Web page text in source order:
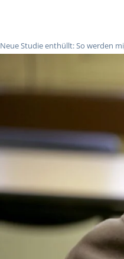
Neue Studie enthüllt: So werden